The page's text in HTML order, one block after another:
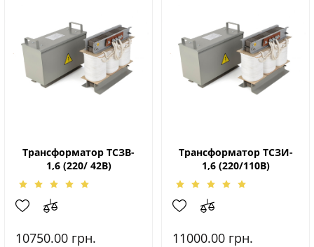
Трансформатор ТСЗB-
1,6 (220/ 42В)
10750.00 грн.
Трансформатор ТСЗИ-
1,6 (220/110В)
11000.00 грн.